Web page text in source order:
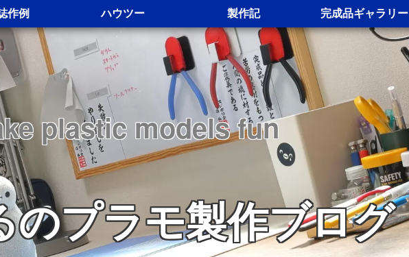
plastic models fun
のプラモ製作ブログ
作例 ハウツー 製作記 完成品ギャラリー